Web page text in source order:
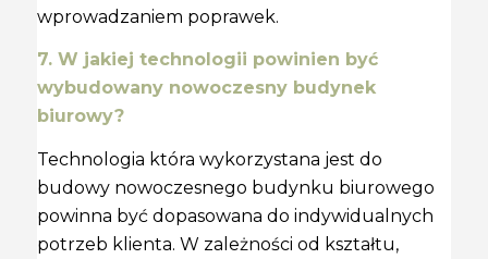
wprowadzaniem poprawek.
7. W jakiej technologii powinien być
wybudowany nowoczesny budynek
biurowy?
Technologia która wykorzystana jest do
budowy nowoczesnego budynku biurowego
powinna być dopasowana do indywidualnych
potrzeb klienta. W zależności od kształtu,